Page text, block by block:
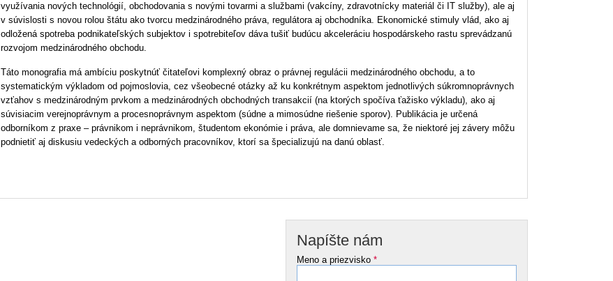
využívania nových technológií, obchodovania s novými tovarmi a službami (vakcíny, zdravotnícky materiál či IT služby), ale aj
v súvislosti s novou rolou štátu ako tvorcu medzinárodného práva, regulátora aj obchodníka. Ekonomické stimuly vlád, ako aj
odložená spotreba podnikateľských subjektov i spotrebiteľov dáva tušiť budúcu akceleráciu hospodárskeho rastu sprevádzanú
rozvojom medzinárodného obchodu.
Táto monografia má ambíciu poskytnúť čitateľovi komplexný obraz o právnej regulácii medzinárodného obchodu, a to
systematickým výkladom od pojmoslovia, cez všeobecné otázky až ku konkrétnym aspektom jednotlivých súkromnoprávnych
vzťahov s medzinárodným prvkom a medzinárodných obchodných transakcií (na ktorých spočíva ťažisko výkladu), ako aj
súvisiacim verejnoprávnym a procesnoprávnym aspektom (súdne a mimosúdne riešenie sporov). Publikácia je určená
odborníkom z praxe – právnikom i neprávnikom, študentom ekonómie i práva, ale domnievame sa, že niektoré jej závery môžu
podnietiť aj diskusiu vedeckých a odborných pracovníkov, ktorí sa špecializujú na danú oblasť.
Napíšte nám
Meno a priezvisko*